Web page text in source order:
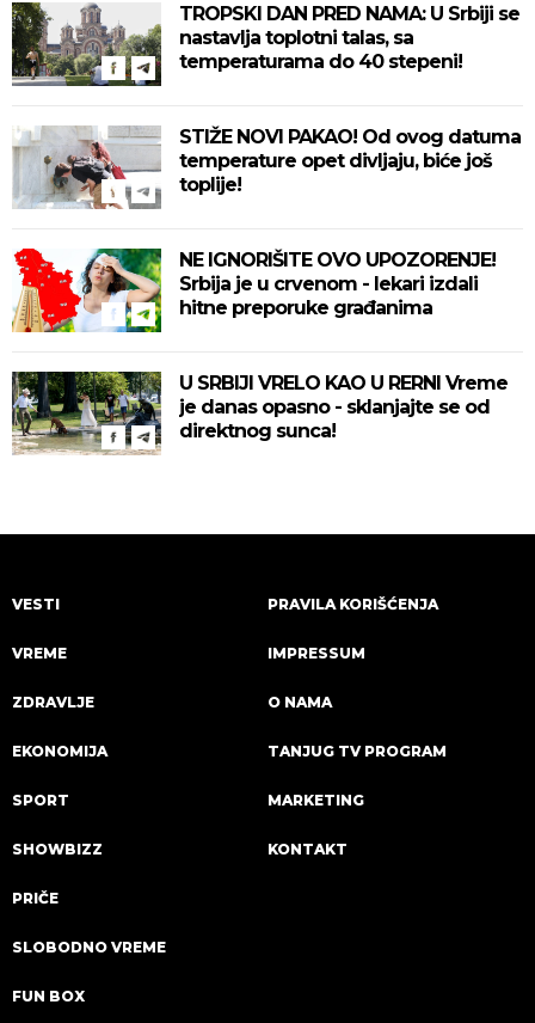
TROPSKI DAN PRED NAMA: U Srbiji se
nastavlja toplotni talas, sa
temperaturama do 40 stepeni!
STIŽE NOVI PAKAO! Od ovog datuma
temperature opet divljaju, biće još
toplije!
NE IGNORIŠITE OVO UPOZORENJE!
Srbija je u crvenom - lekari izdali
hitne preporuke građanima
U SRBIJI VRELO KAO U RERNI Vreme
je danas opasno - sklanjajte se od
direktnog sunca!
VESTI
VREME
ZDRAVLJE
EKONOMIJA
SPORT
SHOWBIZZ
PRIČE
SLOBODNO VREME
FUN BOX
PRAVILA KORIŠĆENJA
IMPRESSUM
O NAMA
TANJUG TV PROGRAM
MARKETING
KONTAKT